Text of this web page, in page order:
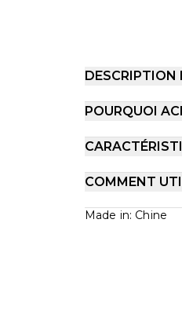
DESCRIPTION
POURQUOI
COMMENT
Made in: Chine